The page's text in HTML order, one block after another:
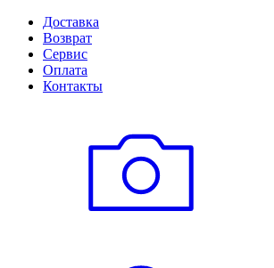
Доставка
Возврат
Сервис
Оплата
Контакты